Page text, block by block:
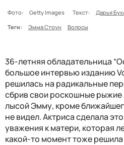
Фото: Getty Images Текст: Дарья
Теги:
Эмма Стоун Волосы
36-летняя обладательница
большое интервью изданию
решилась на радикальные
сбрив свои роскошные
лысой Эмму, кроме
не видел. Актриса сделала
уважения к матери, которая
какой-то момент тоже